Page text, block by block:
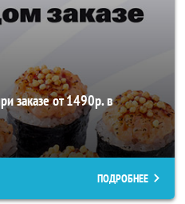
заказе от 1490р. в
ПОДРОБНЕЕ